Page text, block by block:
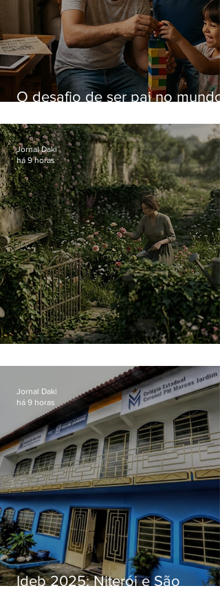
O desafio de ser pai no mundo
Jornal Daki
há 9 horas
Ideb 2025: Niterói e São
Jornal Daki
há 9 horas